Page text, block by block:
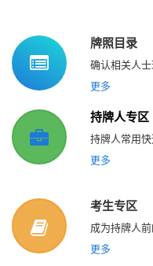
牌照目录
确认相关人
更多
持牌人专区
持牌人常用
更多
考生专区
成为持牌人
更多